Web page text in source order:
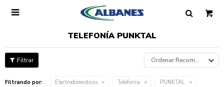

TELEFONÍA PUNKTAL
Recomendados
Filtrando por: Electrodomesticos Telefonía PUNKTAL